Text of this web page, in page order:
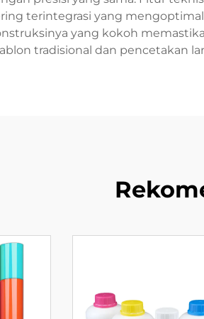
terintegrasi yang
yang kokoh
tradisional dan pencetakan